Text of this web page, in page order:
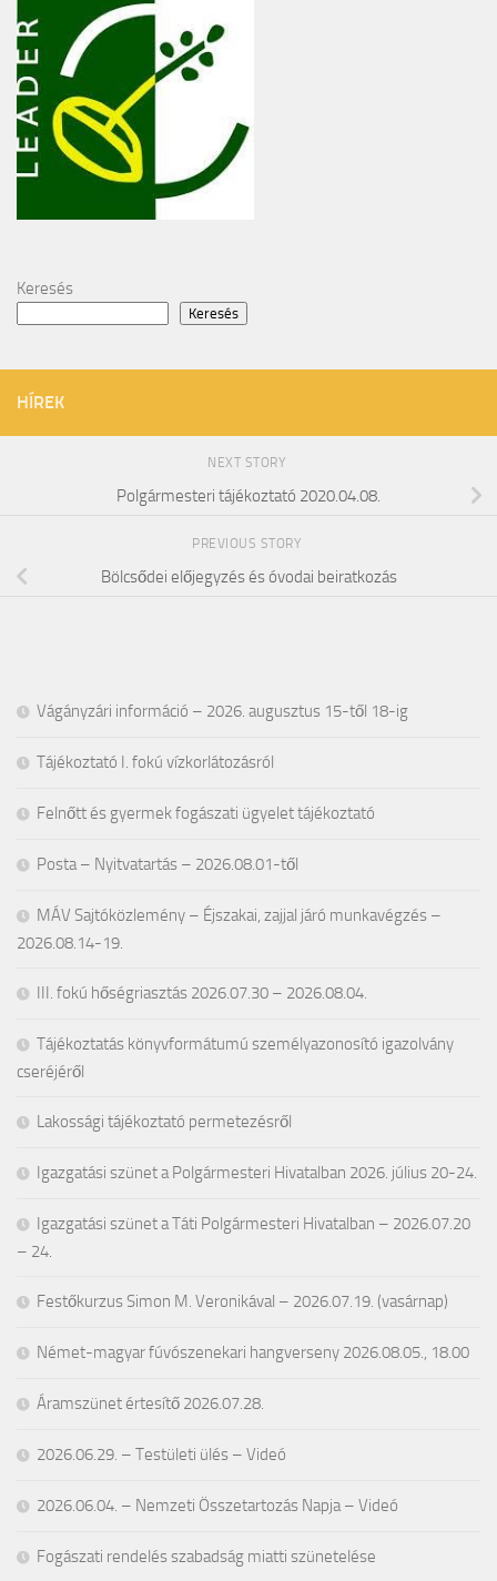
Keresés
Keresés
HÍREK
NEXT STORY
Polgármesteri tájékoztató 2020.04.08.
PREVIOUS STORY
Bölcsődei előjegyzés és óvodai beiratkozás
Vágányzári információ – 2026. augusztus 15-től 18-ig
Tájékoztató I. fokú vízkorlátozásról
Felnőtt és gyermek fogászati ügyelet tájékoztató
Posta – Nyitvatartás – 2026.08.01-től
MÁV Sajtóközlemény – Éjszakai, zajjal járó munkavégzés –
2026.08.14-19.
III. fokú hőségriasztás 2026.07.30 – 2026.08.04.
Tájékoztatás könyvformátumú személyazonosító igazolvány
cseréjéről
Lakossági tájékoztató permetezésről
Igazgatási szünet a Polgármesteri Hivatalban 2026. július 20-24.
Igazgatási szünet a Táti Polgármesteri Hivatalban – 2026.07.20
– 24.
Festőkurzus Simon M. Veronikával – 2026.07.19. (vasárnap)
Német-magyar fúvószenekari hangverseny 2026.08.05., 18.00
Áramszünet értesítő 2026.07.28.
2026.06.29. – Testületi ülés – Videó
2026.06.04. – Nemzeti Összetartozás Napja – Videó
Fogászati rendelés szabadság miatti szünetelése